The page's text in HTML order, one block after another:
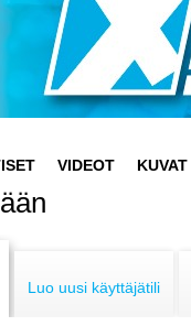
VIDEOT KUVAT
Luo uusi käyttäjätili